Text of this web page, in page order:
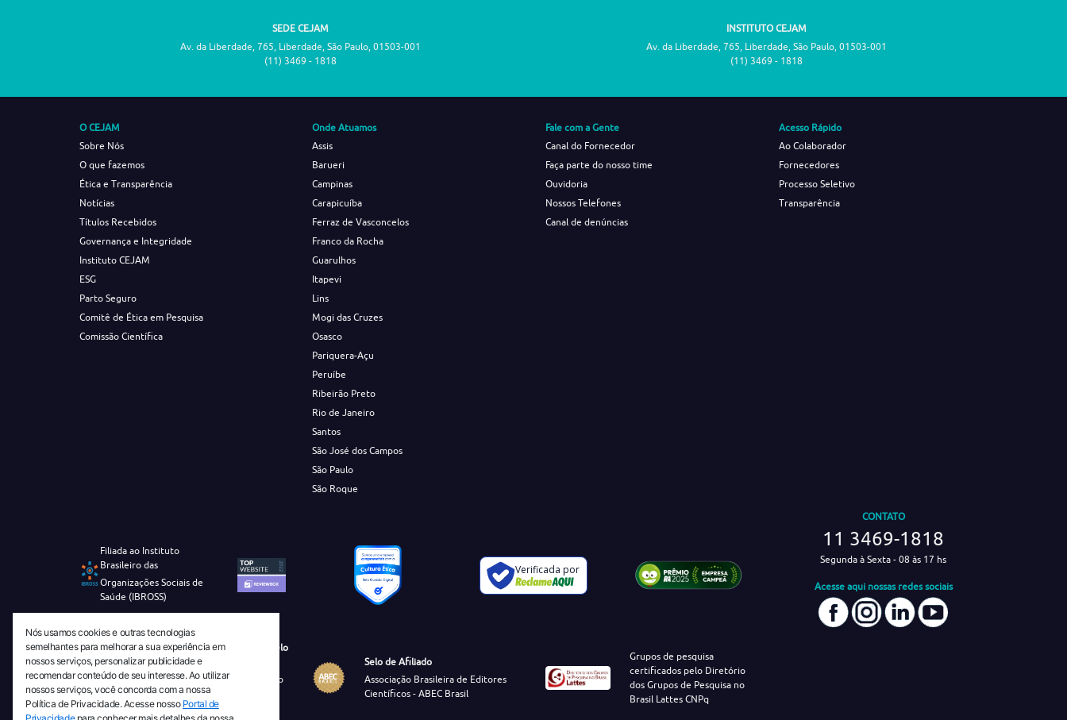
SEDE CEJAM
Av. da Liberdade, 765, Liberdade, São Paulo, 01503-001
(11) 3469 - 1818
INSTITUTO CEJAM
Av. da Liberdade, 765, Liberdade, São Paulo, 01503-001
(11) 3469 - 1818
O CEJAM
Sobre Nós
O que fazemos
Ética e Transparência
Notícias
Títulos Recebidos
Governança e Integridade
Instituto CEJAM
ESG
Parto Seguro
Comitê de Ética em Pesquisa
Comissão Científica
Onde Atuamos
Assis
Barueri
Campinas
Carapicuíba
Ferraz de Vasconcelos
Franco da Rocha
Guarulhos
Itapevi
Lins
Mogi das Cruzes
Osasco
Pariquera-Açu
Peruíbe
Ribeirão Preto
Rio de Janeiro
Santos
São José dos Campos
São Paulo
São Roque
Fale com a Gente
Canal do Fornecedor
Faça parte do nosso time
Ouvidoria
Nossos Telefones
Canal de denúncias
Acesso Rápido
Ao Colaborador
Fornecedores
Processo Seletivo
Transparência
Filiada ao Instituto
Brasileiro das
Organizações Sociais de
Saúde (IBROSS)
Verificada por
CONTATO
11 3469-1818
Segunda à Sexta - 08 às 17 hs
Acesse aqui nossas redes sociais
Revista Tecnico-Cientifica CEJAM Selo
Diamante de Ciência Aberta
Diretório Migulim Instituto Brasileiro
de Informação em Ciência e
Tecnologia - IBICT
Selo de Afiliado
Associação Brasileira de Editores
Científicos - ABEC Brasil
Grupos de pesquisa
certificados pelo Diretório
dos Grupos de Pesquisa no
Brasil Lattes CNPq
Nós usamos cookies e outras tecnologias
semelhantes para melhorar a sua experiência em
nossos serviços, personalizar publicidade e
recomendar conteúdo de seu interesse. Ao utilizar
nossos serviços, você concorda com a nossa
Política de Privacidade. Acesse nosso Portal de